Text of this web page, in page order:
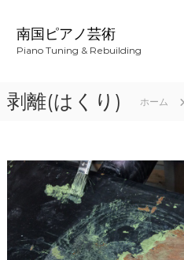
へ
ス
南国ピアノ芸術
Piano Tuning & Rebuilding
剥離(はくり) ホーム